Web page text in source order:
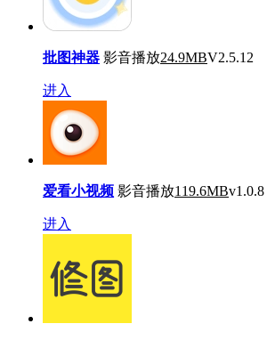
批图神器 影音播放24.9MBV2.5.12
进入
爱看小视频 影音播放119.6MBv1.0.8
进入